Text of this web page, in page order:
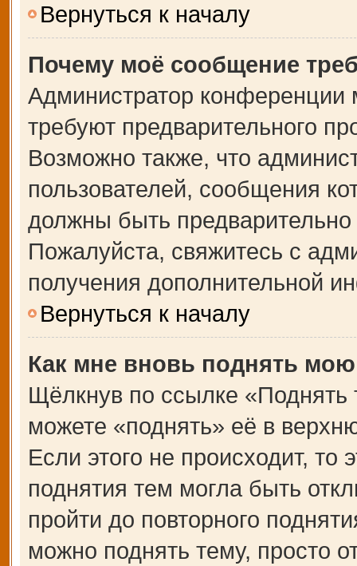
Вернуться к началу
Почему моё сообщение
Администратор
требуют предварительного
Возможно также, что
пользователей, сообщения
должны быть
Пожалуйста, свяжитесь с
получения дополнительной
Вернуться к началу
Как мне вновь поднять
Щёлкнув по ссылке
можете «поднять» её в
Если этого не происходит, то
поднятия тем могла быть
пройти до повторного
можно поднять тему, просто